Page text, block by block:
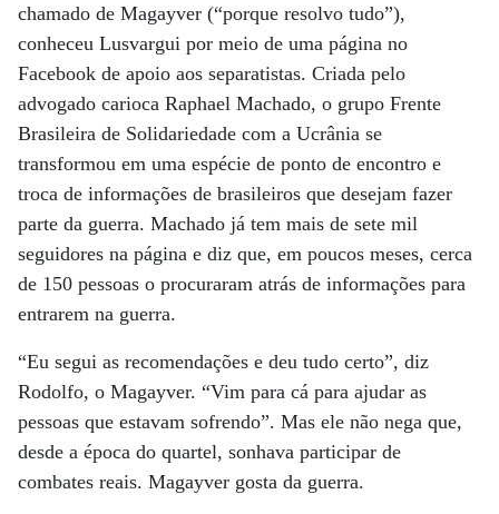
chamado de Magayver (“porque resolvo tudo”),
conheceu Lusvargui por meio de uma página no
Facebook de apoio aos separatistas. Criada pelo
advogado carioca Raphael Machado, o grupo Frente
Brasileira de Solidariedade com a Ucrânia se
transformou em uma espécie de ponto de encontro e
troca de informações de brasileiros que desejam fazer
parte da guerra. Machado já tem mais de sete mil
seguidores na página e diz que, em poucos meses, cerca
de 150 pessoas o procuraram atrás de informações para
entrarem na guerra.
“Eu segui as recomendações e deu tudo certo”, diz
Rodolfo, o Magayver. “Vim para cá para ajudar as
pessoas que estavam sofrendo”. Mas ele não nega que,
desde a época do quartel, sonhava participar de
combates reais. Magayver gosta da guerra.